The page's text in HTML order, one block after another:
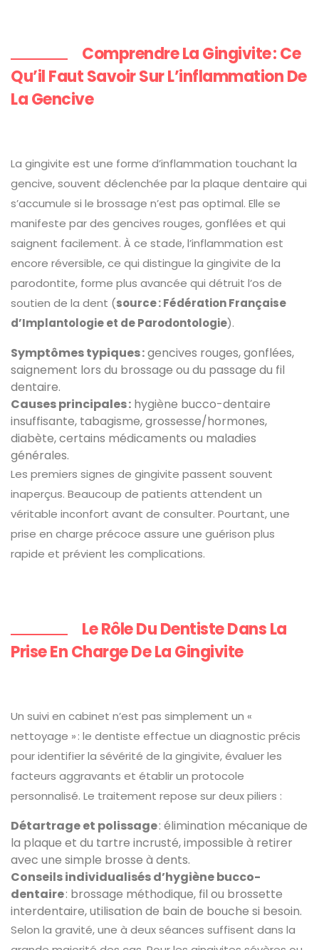
Comprendre La Gingivite : Ce
Qu’il Faut Savoir Sur L’inflammation De
La Gencive
La gingivite est une forme d’inflammation touchant la
gencive, souvent déclenchée par la plaque dentaire qui
s’accumule si le brossage n’est pas optimal. Elle se
manifeste par des gencives rouges, gonflées et qui
saignent facilement. À ce stade, l’inflammation est
encore réversible, ce qui distingue la gingivite de la
parodontite, forme plus avancée qui détruit l’os de
soutien de la dent (source : Fédération Française
d’Implantologie et de Parodontologie).
Symptômes typiques :gencives rouges, gonflées,
saignement lors du brossage ou du passage du fil
dentaire.
Causes principales : hygiène bucco-dentaire
insuffisante, tabagisme, grossesse/hormones,
diabète, certains médicaments ou maladies
générales.
Les premiers signes de gingivite passent souvent
inaperçus. Beaucoup de patients attendent un
véritable inconfort avant de consulter. Pourtant, une
prise en charge précoce assure une guérison plus
rapide et prévient les complications.
Le Rôle Du Dentiste Dans La
Prise En Charge De La Gingivite
Un suivi en cabinet n’est pas simplement un «
nettoyage » : le dentiste effectue un diagnostic précis
pour identifier la sévérité de la gingivite, évaluer les
facteurs aggravants et établir un protocole
personnalisé. Le traitement repose sur deux piliers :
Détartrage et polissage: élimination mécanique de
la plaque et du tartre incrusté, impossible à retirer
avec une simple brosse à dents.
Conseils individualisés d’hygiène bucco-
dentaire: brossage méthodique, fil ou brossette
interdentaire, utilisation de bain de bouche si besoin.
Selon la gravité, une à deux séances suffisent dans la